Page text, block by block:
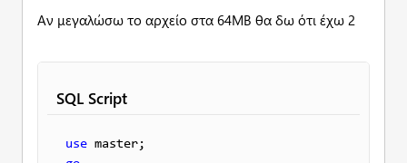
Αν μεγαλώσω το αρχείο στα 64ΜΒ θα δω ότι έχω 2
SQL Script
use